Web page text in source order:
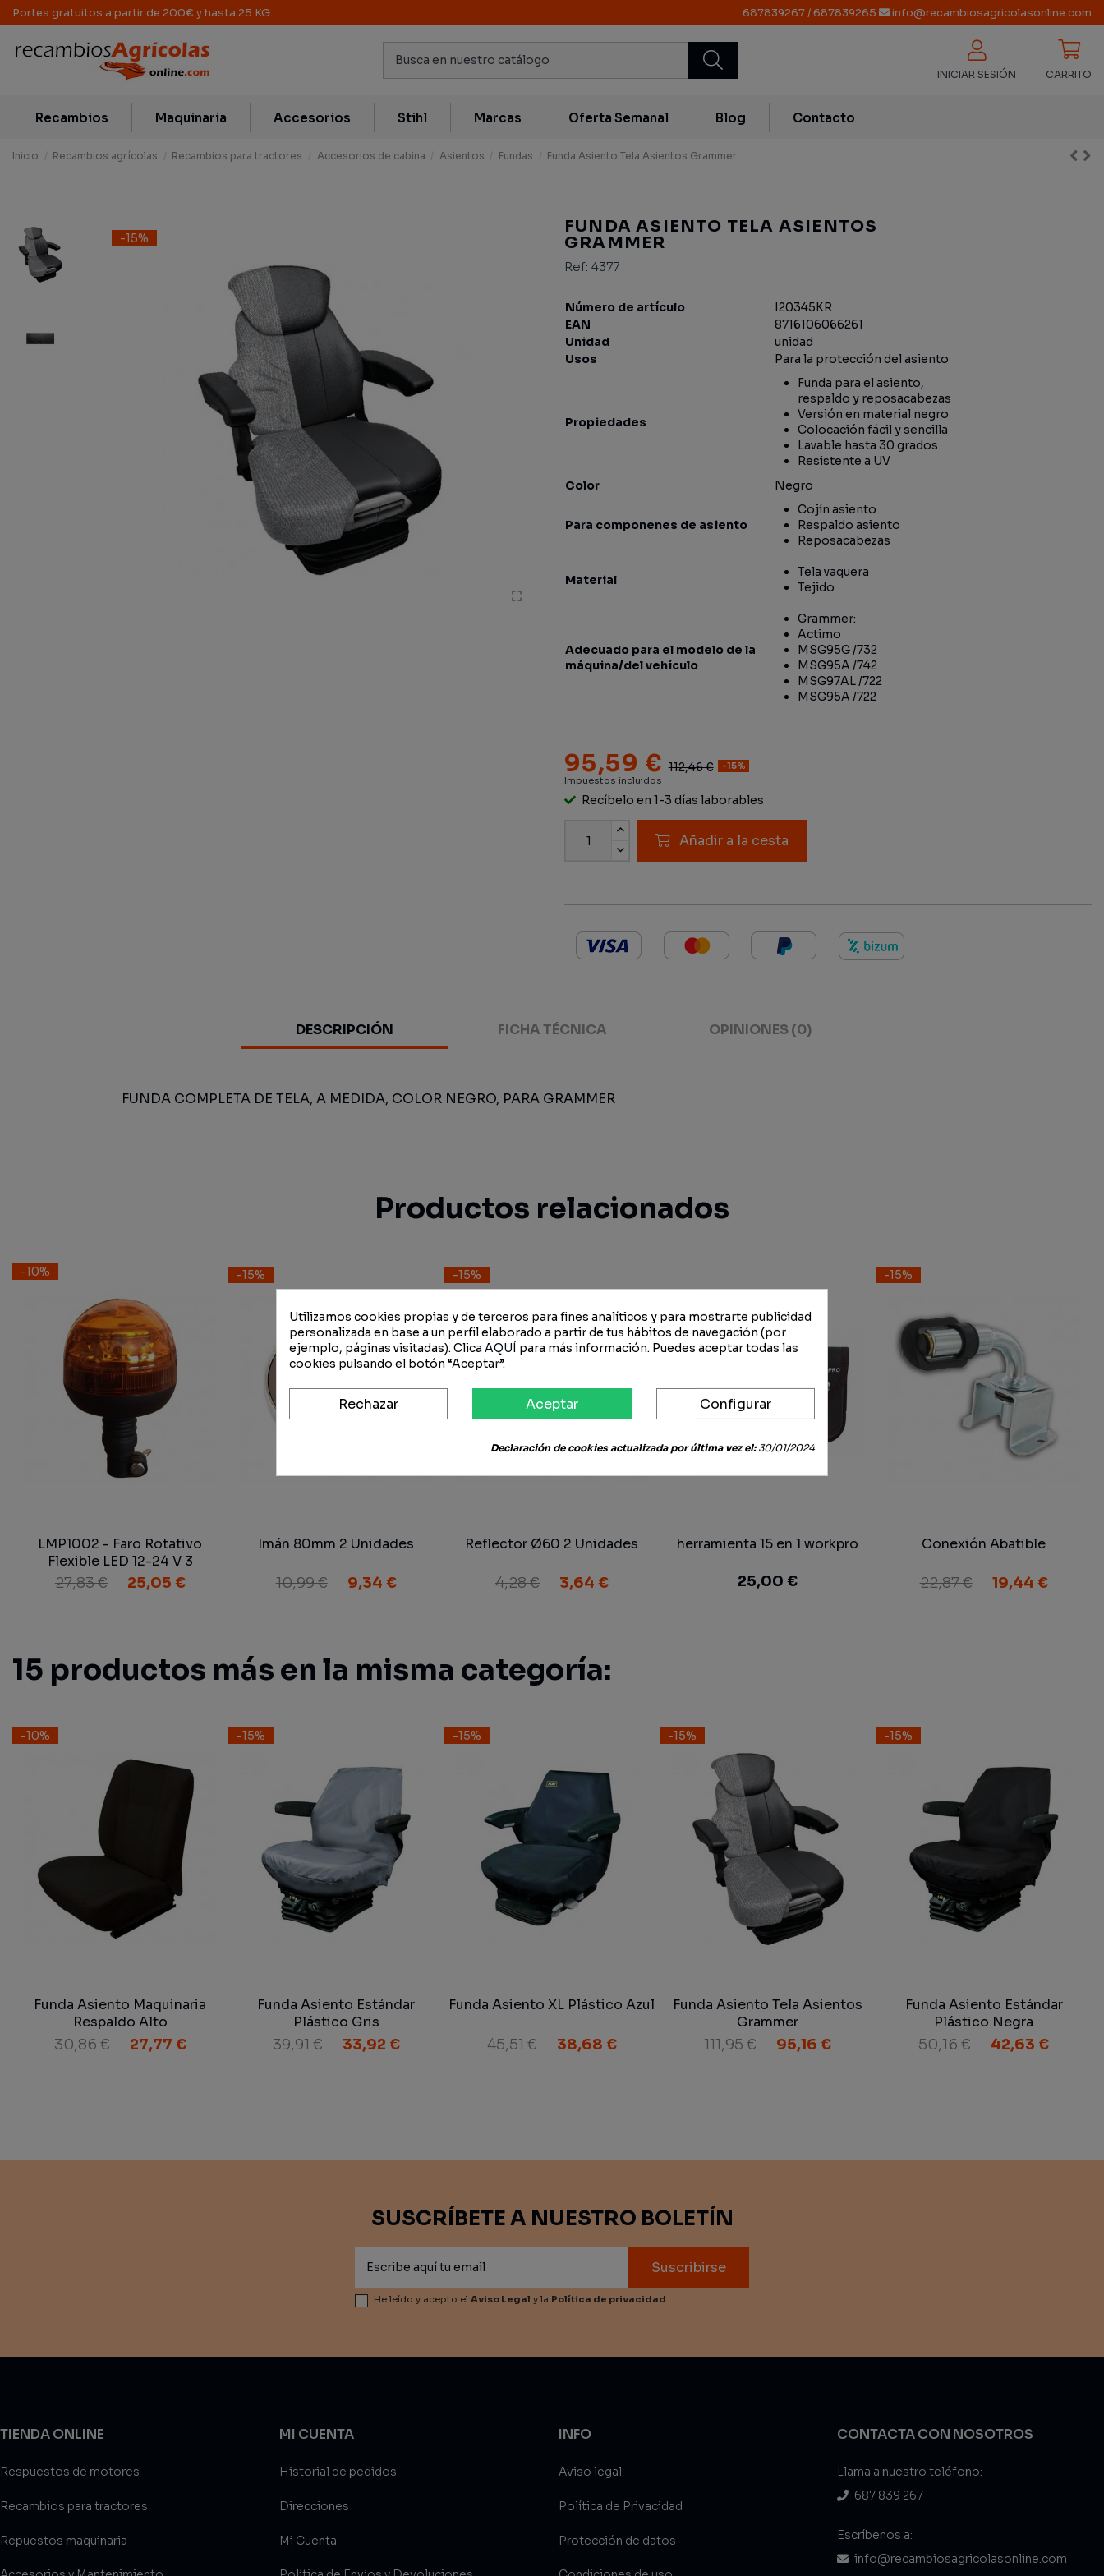
Portes gratuitos a partir de 200€ y hasta 25 KG. 687839267/687839265 info@recambiosagricolasonline.com
INICIAR SESIÓN CARRITO
Recambios Maquinaria Accesorios Stihl Marcas Oferta Semanal Blog Contacto
Inicio Recambios agrícolas Recambios para tractores Accesorios de cabina Asientos Fundas Funda Asiento Tela Asientos Grammer
-15%
FUNDA ASIENTO TELA ASIENTOS
GRAMMER
Ref: 4377
Número de artículo
I20345KR
EAN
8716106066261
Unidad
unidad
Usos
Para la protección del asiento
Propiedades
Funda para el asiento,
respaldo y reposacabezas
Versión en material negro
Colocación fácil y sencilla
Lavable hasta 30 grados
Resistente a UV
Color
Negro
Para componenes de asiento
Cojín asiento
Respaldo asiento
Reposacabezas
Material
Tela vaquera
Tejido
Adecuado para el modelo de la
máquina/del vehículo
Grammer:
Actimo
MSG95G /732
MSG95A /742
MSG97AL /722
MSG95A /722
95,59 € 112,46 € -15%
Impuestos incluidos
Recíbelo en 1-3 días laborables
Añadir a la cesta
DESCRIPCIÓN FICHA TÉCNICA OPINIONES (0)
FUNDA COMPLETA DE TELA, A MEDIDA, COLOR NEGRO, PARA GRAMMER
Productos relacionados
-10%
LMP1002 - Faro Rotativo
Flexible LED 12-24 V 3
Funciones
27,83 € 25,05 €
-15%
Imán 80mm 2 Unidades
10,99 € 9,34 €
-15%
Reflector Ø60 2 Unidades
4,28 € 3,64 €
herramienta 15 en 1 workpro
25,00 €
-15%
Conexión Abatible
22,87 € 19,44 €
15 productos más en la misma categoría:
-10%
Funda Asiento Maquinaria
Respaldo Alto
30,86 € 27,77 €
-15%
Funda Asiento Estándar
Plástico Gris
39,91 € 33,92 €
-15%
Funda Asiento XL Plástico Azul
45,51 € 38,68 €
-15%
Funda Asiento Tela Asientos
Grammer
111,95 € 95,16 €
-15%
Funda Asiento Estándar
Plástico Negra
50,16 € 42,63 €
SUSCRÍBETE A NUESTRO BOLETÍN
Suscribirse
He leído y acepto el Aviso Legal y la Política de privacidad
TIENDA ONLINE
Respuestos de motores
Recambios para tractores
Repuestos maquinaria
MI CUENTA
Historial de pedidos
Direcciones
Mi Cuenta
INFO
Aviso legal
Política de Privacidad
Protección de datos
CONTACTA CON NOSOTROS
Llama a nuestro teléfono:
687 839 267
Escríbenos a:
info@recambiosagricolasonline.com
Utilizamos cookies propias y de terceros para fines analíticos y para mostrarte publicidad
personalizada en base a un perfil elaborado a partir de tus hábitos de navegación (por
ejemplo, páginas visitadas). Clica AQUÍ para más información. Puedes aceptar todas las
cookies pulsando el botón “Aceptar”.
Rechazar Aceptar Configurar
Declaración de cookies actualizada por última vez el:30/01/2024